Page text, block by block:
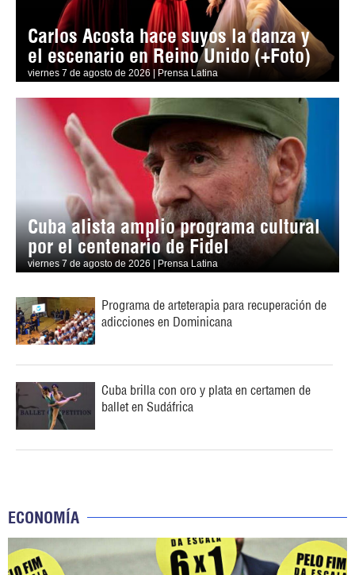
Carlos Acosta hace suyos la danza y
el escenario en Reino Unido (+Foto)
viernes 7 de agosto de 2026 | Prensa Latina
Cuba alista amplio programa cultural
por el centenario de Fidel
viernes 7 de agosto de 2026 | Prensa Latina
Programa de arteterapia para recuperación de
adicciones en Dominicana
Cuba brilla con oro y plata en certamen de
ballet en Sudáfrica
ECONOMÍA